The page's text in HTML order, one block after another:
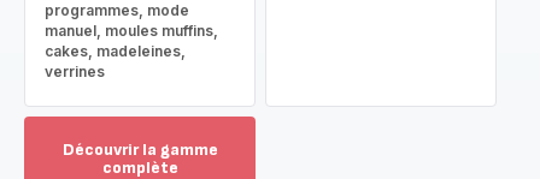
programmes, mode
manuel, moules muffins,
cakes, madeleines,
verrines
Découvrir la gamme
complète